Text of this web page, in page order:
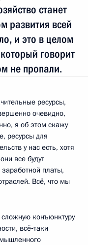
станет
развития всей
и это в целом
говорит
не пропали.
ресурсы,
очевидно,
я об этом скажу
ресурсы для
у нас есть, хотя
все будут
платы,
Всё, что мы
конъюнктуру
всё‑таки